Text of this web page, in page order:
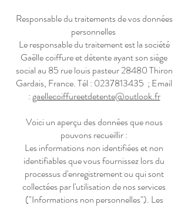
Responsable du traitements de vos données
personnelles
Le responsable du traitement est la société
Gaëlle coiffure et détente ayant son siège
social au 85 rue louis pasteur 28480 Thiron
Gardais, France. Tél : 0237813435 ; Email
:gaellecoiffureetdetente@outlook.fr
Voici un aperçu des données que nous
pouvons recueillir :
Les informations non identifiées et non
identifiables que vous fournissez lors du
processus d'enregistrement ou qui sont
collectées par l'utilisation de nos services
("Informations non personnelles"). Les